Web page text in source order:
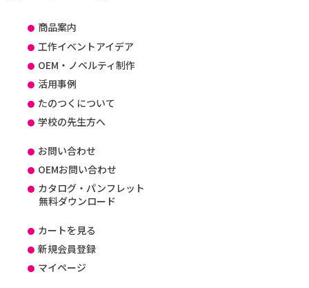
商品案内
工作イベントアイデア
OEM・ノベルティ制作
活用事例
たのつくについて
学校の先生方へ
お問い合わせ
OEMお問い合わせ
カタログ・パンフレット
無料ダウンロード
カートを見る
新規会員登録
マイページ